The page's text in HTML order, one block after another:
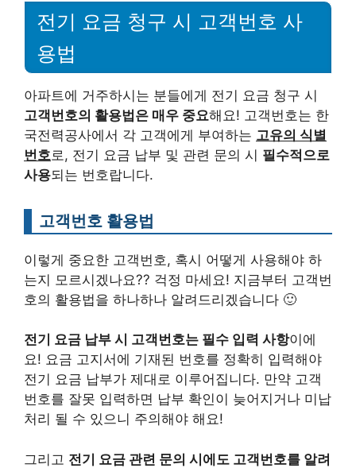
전기 요금 청구 시 고객번호 사
용법
아파트에 거주하시는 분들에게 전기 요금 청구 시
고객번호의 활용법은 매우 중요해요! 고객번호는 한
국전력공사에서 각 고객에게 부여하는 고유의 식별
번호 로, 전기 요금 납부 및 관련 문의 시 필수적으로
사용되는 번호랍니다.
고객번호 활용법
이렇게 중요한 고객번호, 혹시 어떻게 사용해야 하
는지 모르시겠나요?? 걱정 마세요! 지금부터 고객번
호의 활용법을 하나하나 알려드리겠습니다 🙂
전기 요금 납부 시 고객번호는 필수 입력 사항이에
요! 요금 고지서에 기재된 번호를 정확히 입력해야
전기 요금 납부가 제대로 이루어집니다. 만약 고객
번호를 잘못 입력하면 납부 확인이 늦어지거나 미납
처리 될 수 있으니 주의해야 해요!
그리고 전기 요금 관련 문의 시에도 고객번호를 알려